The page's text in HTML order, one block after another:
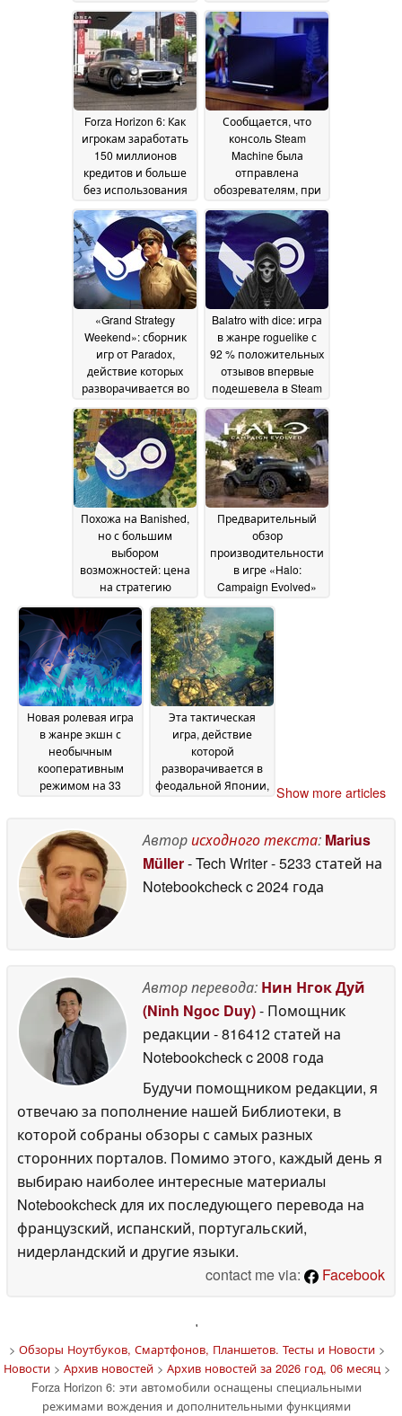
обратной связью и
другими
преимуществами28
July 2026
June 2026
Forza Horizon 6: Как
игрокам заработать
150 миллионов
кредитов и больше
без использования
17 June
2026
Сообщается, что
консоль Steam
Machine была
отправлена
обозревателям, при
сроки снятия
эмбарго и
содержимое
комплекта поставки
13 June 2026
«Grand Strategy
Weekend»: сборник
игр от Paradox,
действие которых
разворачивается во
мировой войны,
временно доступен
в Steam бесплатно12
June 2026
Balatro with dice: игра
в жанре roguelike с
92 % положительных
отзывов впервые
подешевела в Steam
12
June 2026
Похожа на Banished,
но с большим
выбором
возможностей: цена
на стратегию
впервые опустилась
ниже 5 долларов12
June 2026
Предварительный
обзор
производительности
в игре «Halo:
Campaign Evolved»
превосходит ПК
среднего уровня
June 2026
Новая ролевая игра
в жанре экшн с
необычным
кооперативным
режимом на 33
«очень
положительные»
отзывы, а также
предлагается со
скидкой 33 % в честь
запуска12 June 2026
Эта тактическая
игра, действие
которой
разворачивается в
феодальной Японии,
отзывов и сейчас
продается в Steam со
скидкой 90 %12 June
2026
Show more articles
Авторисходного текста: Marius
Müller- Tech Writer- 5233 статей на
Notebookcheckc 2024 года
Автор перевода: Нин Нгок Дуй
(Ninh Ngoc Duy)- Помощник
редакции - 816412 статей на
Notebookcheckc 2008 года
Будучи помощником редакции, я
отвечаю за пополнение нашей Библиотеки, в
которой собраны обзоры с самых разных
сторонних порталов. Помимо этого, каждый день я
выбираю наиболее интересные материалы
Notebookcheck для их последующего перевода на
французский, испанский, португальский,
нидерландский и другие языки.
contact me via:
Facebook
'
> Обзоры Ноутбуков, Смартфонов, Планшетов. Тесты и Новости>
Новости> Архив новостей> Архив новостей за 2026 год, 06 месяц>
Forza Horizon 6: эти автомобили оснащены специальными
режимами вождения и дополнительными функциями